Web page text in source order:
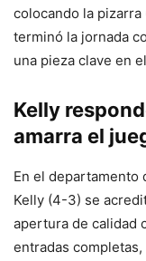
colocando la
terminó la jornada
una pieza clave en
Kelly
amarra el
En el departamento
Kelly (4-3) se
apertura de calidad
entradas